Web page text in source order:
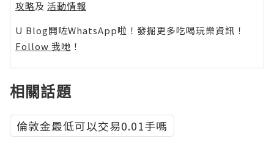
攻略及 活動情報
U Blog開咗WhatsApp啦！發掘更多吃喝玩樂資訊！
Follow 我哋 ！
相關話題
倫敦金最低可以交易0.01手嗎